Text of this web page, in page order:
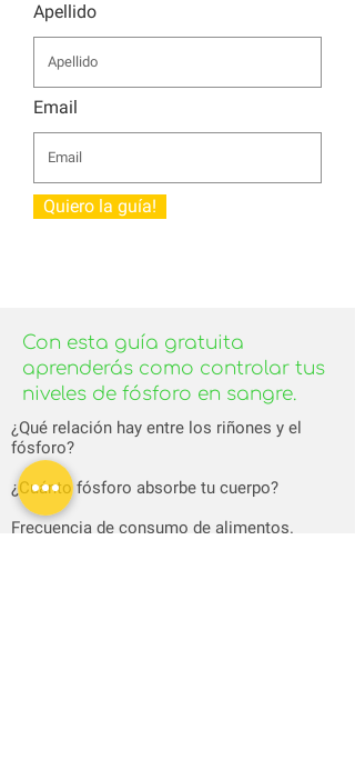
Apellido
Email
Quiero la guía!
Con esta guía gratuita
aprenderás como controlar tus
niveles de fósforo en sangre.
¿Qué relación hay entre los riñones y el
fósforo?
¿Cuánto fósforo absorbe tu cuerpo?
Frecuencia de consumo de alimentos.